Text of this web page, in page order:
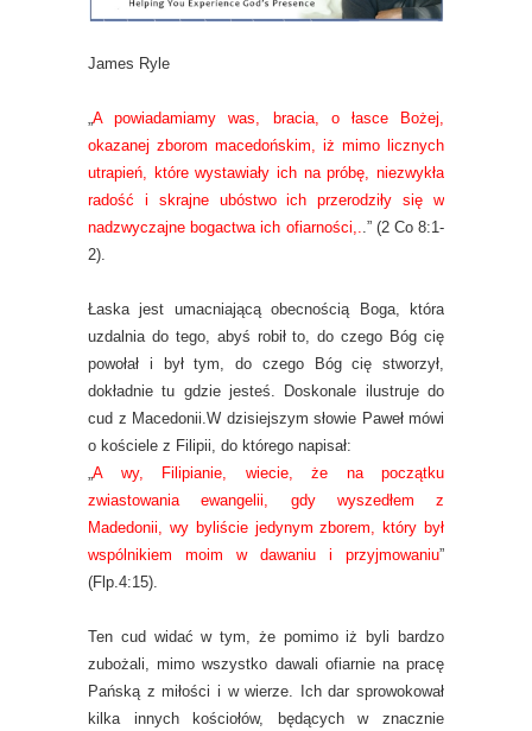
James Ryle
„A powiadamiamy was, bracia, o łasce Bożej,
okazanej zborom macedońskim, iż mimo licznych
utrapień, które wystawiały ich na próbę, niezwykła
radość i skrajne ubóstwo ich przerodziły się w
nadzwyczajne bogactwa ich ofiarności,..” (2 Co 8:1-
2).
Łaska jest umacniającą obecnością Boga, która
uzdalnia do tego, abyś robił to, do czego Bóg cię
powołał i był tym, do czego Bóg cię stworzył,
dokładnie tu gdzie jesteś. Doskonale ilustruje do
cud z Macedonii.W dzisiejszym słowie Paweł mówi
o kościele z Filipii, do którego napisał:
„A wy, Filipianie, wiecie, że na początku
zwiastowania ewangelii, gdy wyszedłem z
Madedonii, wy byliście jedynym zborem, który był
wspólnikiem moim w dawaniu i przyjmowaniu”
(Flp.4:15).
Ten cud widać w tym, że pomimo iż byli bardzo
zubożali, mimo wszystko dawali ofiarnie na pracę
Pańską z miłości i w wierze. Ich dar sprowokował
kilka innych kościołów, będących w znacznie